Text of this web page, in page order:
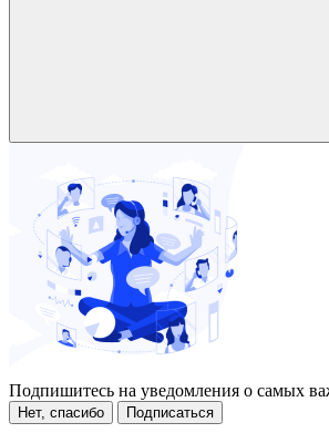
Подпишитесь на уведомления о самых
Нет, спасибо Подписаться